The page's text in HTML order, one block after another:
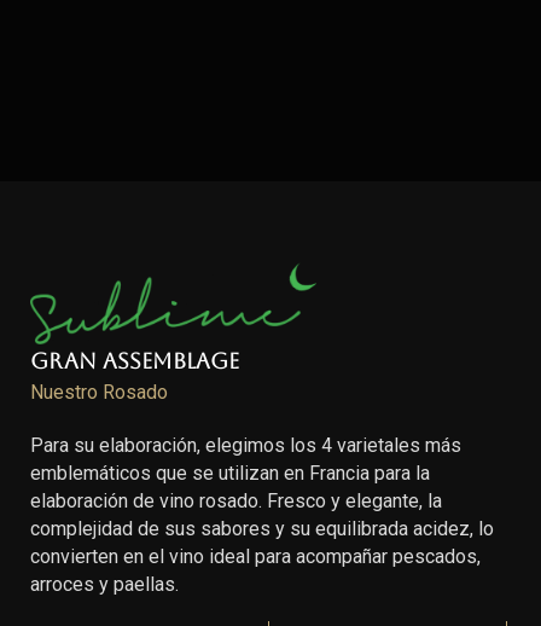
Gran Assemblage
Nuestro Rosado
Para su elaboración, elegimos los 4 varietales más
emblemáticos que se utilizan en Francia para la
elaboración de vino rosado. Fresco y elegante, la
complejidad de sus sabores y su equilibrada acidez, lo
convierten en el vino ideal para acompañar pescados,
arroces y paellas.